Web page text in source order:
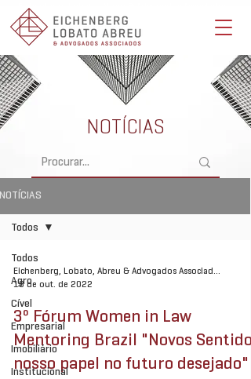
Eichenberg, Lobato, Abreu & Advogados Associados -
Advocacia Full Service
NOTÍCIAS
Todos
Agro
Cível
Empresarial
Imobiliário
Institucional
Todos
Eichenberg, Lobato, Abreu & Advogados Associados
18 de out. de 2022
3º Fórum Women in Law
Mentoring Brazil "Novos
nosso papel no futuro desejado"
NOTÍCIAS